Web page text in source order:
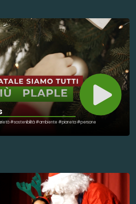
tutti più #Plaple #solidarietà #sostenibilità #ambiente #pianeta #persone